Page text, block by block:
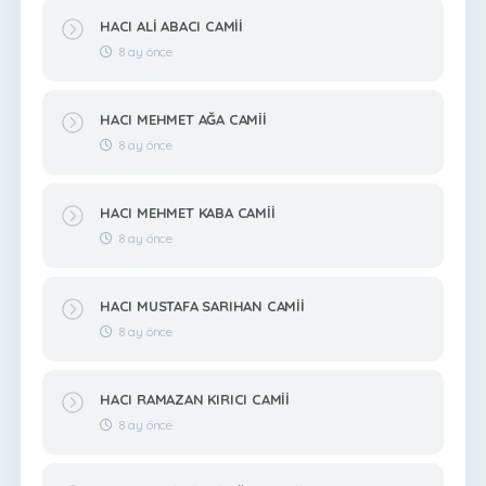
HACI ALİ ABACI CAMİİ
8 ay önce
HACI MEHMET AĞA CAMİİ
8 ay önce
HACI MEHMET KABA CAMİİ
8 ay önce
HACI MUSTAFA SARIHAN CAMİİ
8 ay önce
HACI RAMAZAN KIRICI CAMİİ
8 ay önce